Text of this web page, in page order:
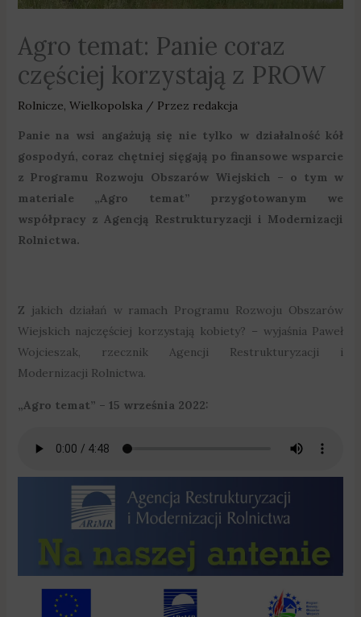
Agro temat: Panie coraz
częściej korzystają z PROW
Rolnicze, Wielkopolska/ Przez redakcja
Panie na wsi angażują się nie tylko w działalność kół
gospodyń, coraz chętniej sięgają po finansowe wsparcie
z Programu Rozwoju Obszarów Wiejskich – o tym w
materiale „Agro temat” przygotowanym we
współpracy z Agencją Restrukturyzacji i Modernizacji
Rolnictwa.
Z jakich działań w ramach Programu Rozwoju Obszarów
Wiejskich najczęściej korzystają kobiety? – wyjaśnia Paweł
Wojcieszak, rzecznik Agencji Restrukturyzacji i
Modernizacji Rolnictwa.
„Agro temat” – 15 września 2022: